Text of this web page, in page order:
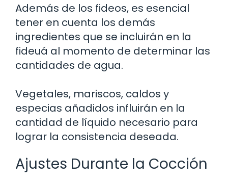
Además de los fideos, es esencial
tener en cuenta los demás
ingredientes que se incluirán en la
fideuá al momento de determinar las
cantidades de agua.
Vegetales, mariscos, caldos y
especias añadidos influirán en la
cantidad de líquido necesario para
lograr la consistencia deseada.
Ajustes Durante la Cocción